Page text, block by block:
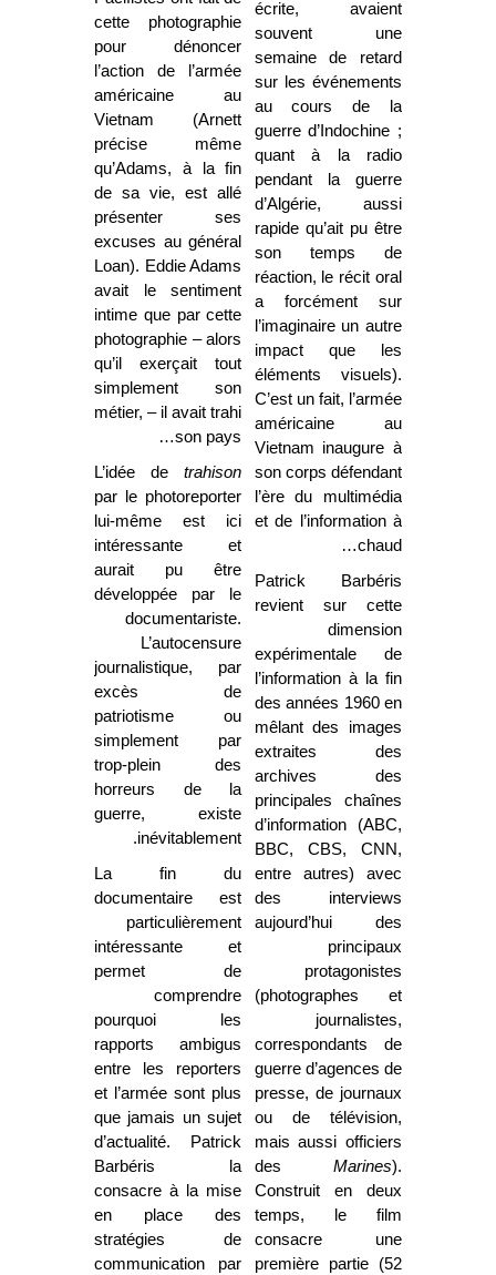
écrite, avaient
souvent une
semaine de retard
sur les événements
au cours de la
guerre d’Indochine ;
quant à la radio
pendant la guerre
d’Algérie, aussi
rapide qu’ait pu être
son temps de
réaction, le récit oral
a forcément sur
l’imaginaire un autre
impact que les
éléments visuels).
C’est un fait, l’armée
américaine au
Vietnam inaugure à
son corps défendant
l’ère du multimédia
et de l’information à
chaud…
Patrick Barbéris
revient sur cette
dimension
expérimentale de
l’information à la fin
des années 1960 en
mêlant des images
extraites des
archives des
principales chaînes
d’information (ABC,
BBC, CBS, CNN,
entre autres) avec
des interviews
aujourd’hui des
principaux
protagonistes
(photographes et
journalistes,
correspondants de
guerre d’agences de
presse, de journaux
ou de télévision,
mais aussi officiers
des Marines).
Construit en deux
temps, le film
consacre une
première partie (52
cette photographie
pour dénoncer
l’action de l’armée
américaine au
Vietnam (Arnett
précise même
qu’Adams, à la fin
de sa vie, est allé
présenter ses
excuses au général
Loan). Eddie Adams
avait le sentiment
intime que par cette
photographie – alors
qu’il exerçait tout
simplement son
métier, – il avait trahi
son pays…
L’idée detrahison
par le photoreporter
lui-même est ici
intéressante et
aurait pu être
développée par le
documentariste.
L’autocensure
journalistique, par
excès de
patriotisme ou
simplement par
trop-plein des
horreurs de la
guerre, existe
inévitablement.
La fin du
documentaire est
particulièrement
intéressante et
permet de
comprendre
pourquoi les
rapports ambigus
entre les reporters
et l’armée sont plus
que jamais un sujet
d’actualité. Patrick
Barbéris la
consacre à la mise
en place des
stratégies de
communication par